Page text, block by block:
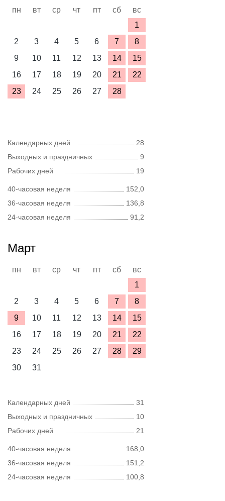
пн вт ср чт пт сб
вс
1
2
3 4 5 6 7
8
9
10 11 12 13 14
15
16
17 18 19 20 21
22
23
24 25 26 27 28
Календарных дней
28
Выходных и праздничных
9
Рабочих дней
19
40-часовая неделя
152,0
36-часовая неделя
136,8
24-часовая неделя
91,2
Март
пн вт ср чт пт сб
вс
1
2
3 4 5 6 7
8
9
10 11 12 13 14
15
16
17 18 19 20 21
22
23
24 25 26 27 28
29
30
31
Календарных дней
31
Выходных и праздничных
10
Рабочих дней
21
40-часовая неделя
168,0
36-часовая неделя
151,2
24-часовая неделя
100,8